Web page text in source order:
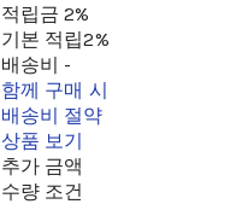
적립금 2%
기본 적립2%
배송비 -
함께 구매 시
배송비 절약
상품 보기
추가 금액
수량 조건